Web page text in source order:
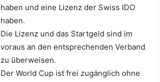
haben und eine Lizenz der Swiss IDO
haben.
Die Lizenz und das Startgeld sind im
voraus an den entsprechenden Verband
zu überweisen.
Der World Cup ist frei zugänglich ohne